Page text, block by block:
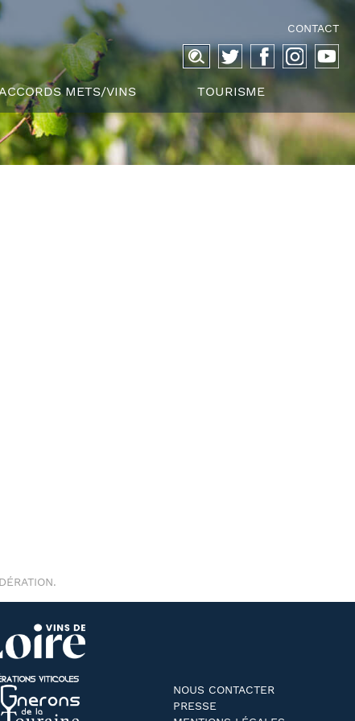
CONTACT
Recherche
pour :
ACCORDS METS/VINS TOURISME
NOUS CONTACTER
PRESSE